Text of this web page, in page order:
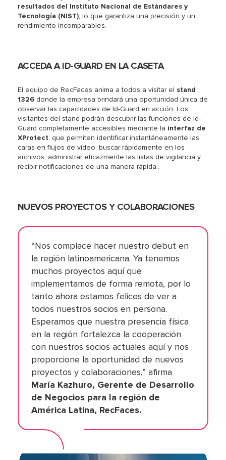
resultados del Instituto Nacional de Estándares y
Tecnología (NIST), lo que garantiza una precisión y un
rendimiento incomparables.
ACCEDA A ID-GUARD EN LA CASETA
El equipo de RecFaces anima a todos a visitar el stand
1326 donde la empresa brindará una oportunidad única de
observar las capacidades de Id-Guard en acción. Los
visitantes del stand podrán descubrir las funciones de Id-
Guard completamente accesibles mediante la interfaz de
XProtect, que permiten identificar instantáneamente las
caras en flujos de vídeo, buscar rápidamente en los
archivos, administrar eficazmente las listas de vigilancia y
recibir notificaciones de una manera rápida..
NUEVOS PROYECTOS Y COLABORACIONES
“Nos complace hacer nuestro debut en
la región latinoamericana. Ya tenemos
muchos proyectos aquí que
implementamos de forma remota, por lo
tanto ahora estamos felices de ver a
todos nuestros socios en persona.
Esperamos que nuestra presencia física
en la región fortalezca la cooperación
con nuestros socios actuales aquí y nos
proporcione la oportunidad de nuevos
proyectos y colaboraciones,” afirma
María Kazhuro, Gerente de Desarrollo
de Negocios para la región de
América Latina, RecFaces.